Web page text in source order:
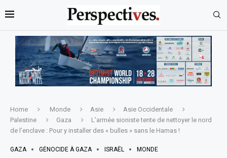
Home Monde Asie
Asie Occidentale
Palestine
Gaza
L’armée sioniste tente de nettoyer le nord
de l’enclave : Pour y installer des « bulles » sans le Hamas !
GAZA GÉNOCIDE À GAZA ISRAËL MONDE